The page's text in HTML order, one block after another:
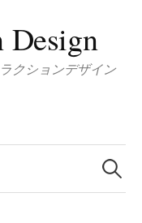
クションデザイン
検
索: